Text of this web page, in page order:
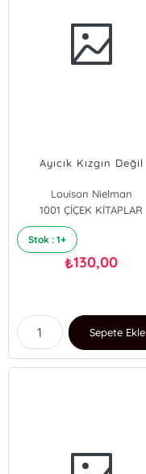
Ayıcık Kızgın Değil
Louison Nielman
1001 ÇİÇEK KİTAPLAR
Stok : 1+
₺130,00
Sepete Ekle